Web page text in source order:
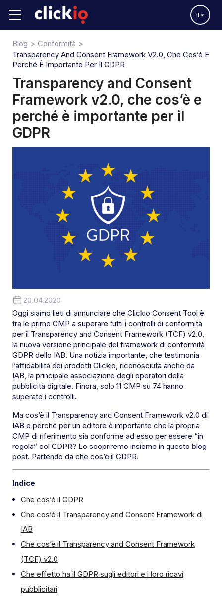
It
Blog
Conformità
Transparency And Consent Framework V2.0, Che Cos’è E
Perché È Importante Per Il GDPR
Transparency and Consent
Framework v2.0, che cos’è e
perché è importante per il
GDPR
20.04.2020
Oggi siamo lieti di annunciare che Clickio Consent Tool è
tra le prime CMP a superare tutti i controlli di conformità
per il Transparency and Consent Framework (TCF) v2.0,
la nuova versione principale del framework di conformità
GDPR dello IAB. Una notizia importante, che testimonia
l’affidabilità dei prodotti Clickio, riconosciuta anche da
IAB, la principale associazione degli operatori della
pubblicità digitale. Finora, solo 11 CMP su 74 hanno
superato i controlli.
Ma cos’è il Transparency and Consent Framework v2.0 di
IAB e perché per un editore è importante che la propria
CMP di riferimento sia conforme ad esso per essere “in
regola” col GDPR? Lo scopriremo insieme in questo blog
post. Partendo da che cos’è il GDPR.
Indice
Che cos’è il GDPR
Che cos’è il Transparency and Consent Framework di
IAB
Che cos’è il Transparency and Consent Framework
(TCF) v2.0
Che effetto ha il GDPR sugli editori e i loro ricavi
pubblicitari